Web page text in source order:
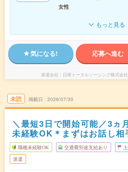
女性
もっと見る
気になる! 応募へ進む
派遣会社 日研トータルソーシング株式会
未読 掲載日 2026/07/30
＼最短3日で開始可能／3ヵ
未経験OK＊まずはお話し相
職種未経験OK 交通費別途支給あり
派遣